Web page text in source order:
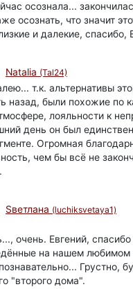
осознала...
осознать, что значит
и далекие, спасибо,
Natalia (Tal24)
т.к. альтернативы
назад, были похожие по
лояльности к
день он был
Огромная
чем бы всё не
Sветлана (luchiksvetaya1)
очень. Евгений,
на нашем любимом
Грустно,
"второго дома".